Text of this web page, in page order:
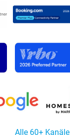
Alle 60+ Kanäle